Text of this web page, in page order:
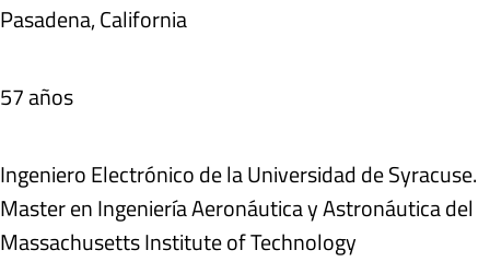
Pasadena, California
57 años
Ingeniero Electrónico de la Universidad de Syracuse.
Master en Ingeniería Aeronáutica y Astronáutica del
Massachusetts Institute of Technology